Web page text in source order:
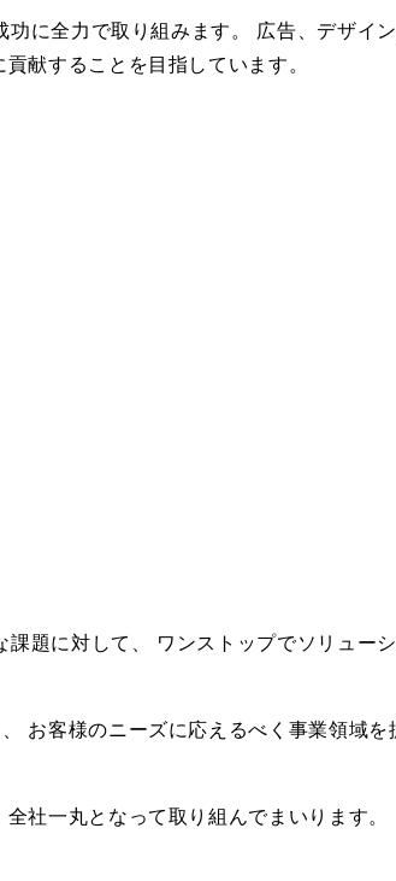
に全力で取り組みます。 広告、デザイ
献することを目指しています。
題に対して、 ワンストップでソリュー
お客様のニーズに応えるべく事業領域を
社一丸となって取り組んでまいります。